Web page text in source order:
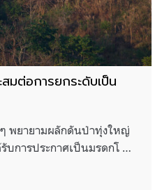
มต่อการยกระดับเป็น
พยายามผลักดันป่าทุ่งใหญ่
บการประกาศเป็นมรดกโ …
จึงเหมาะสมต่อการยกระดับเป็นมร